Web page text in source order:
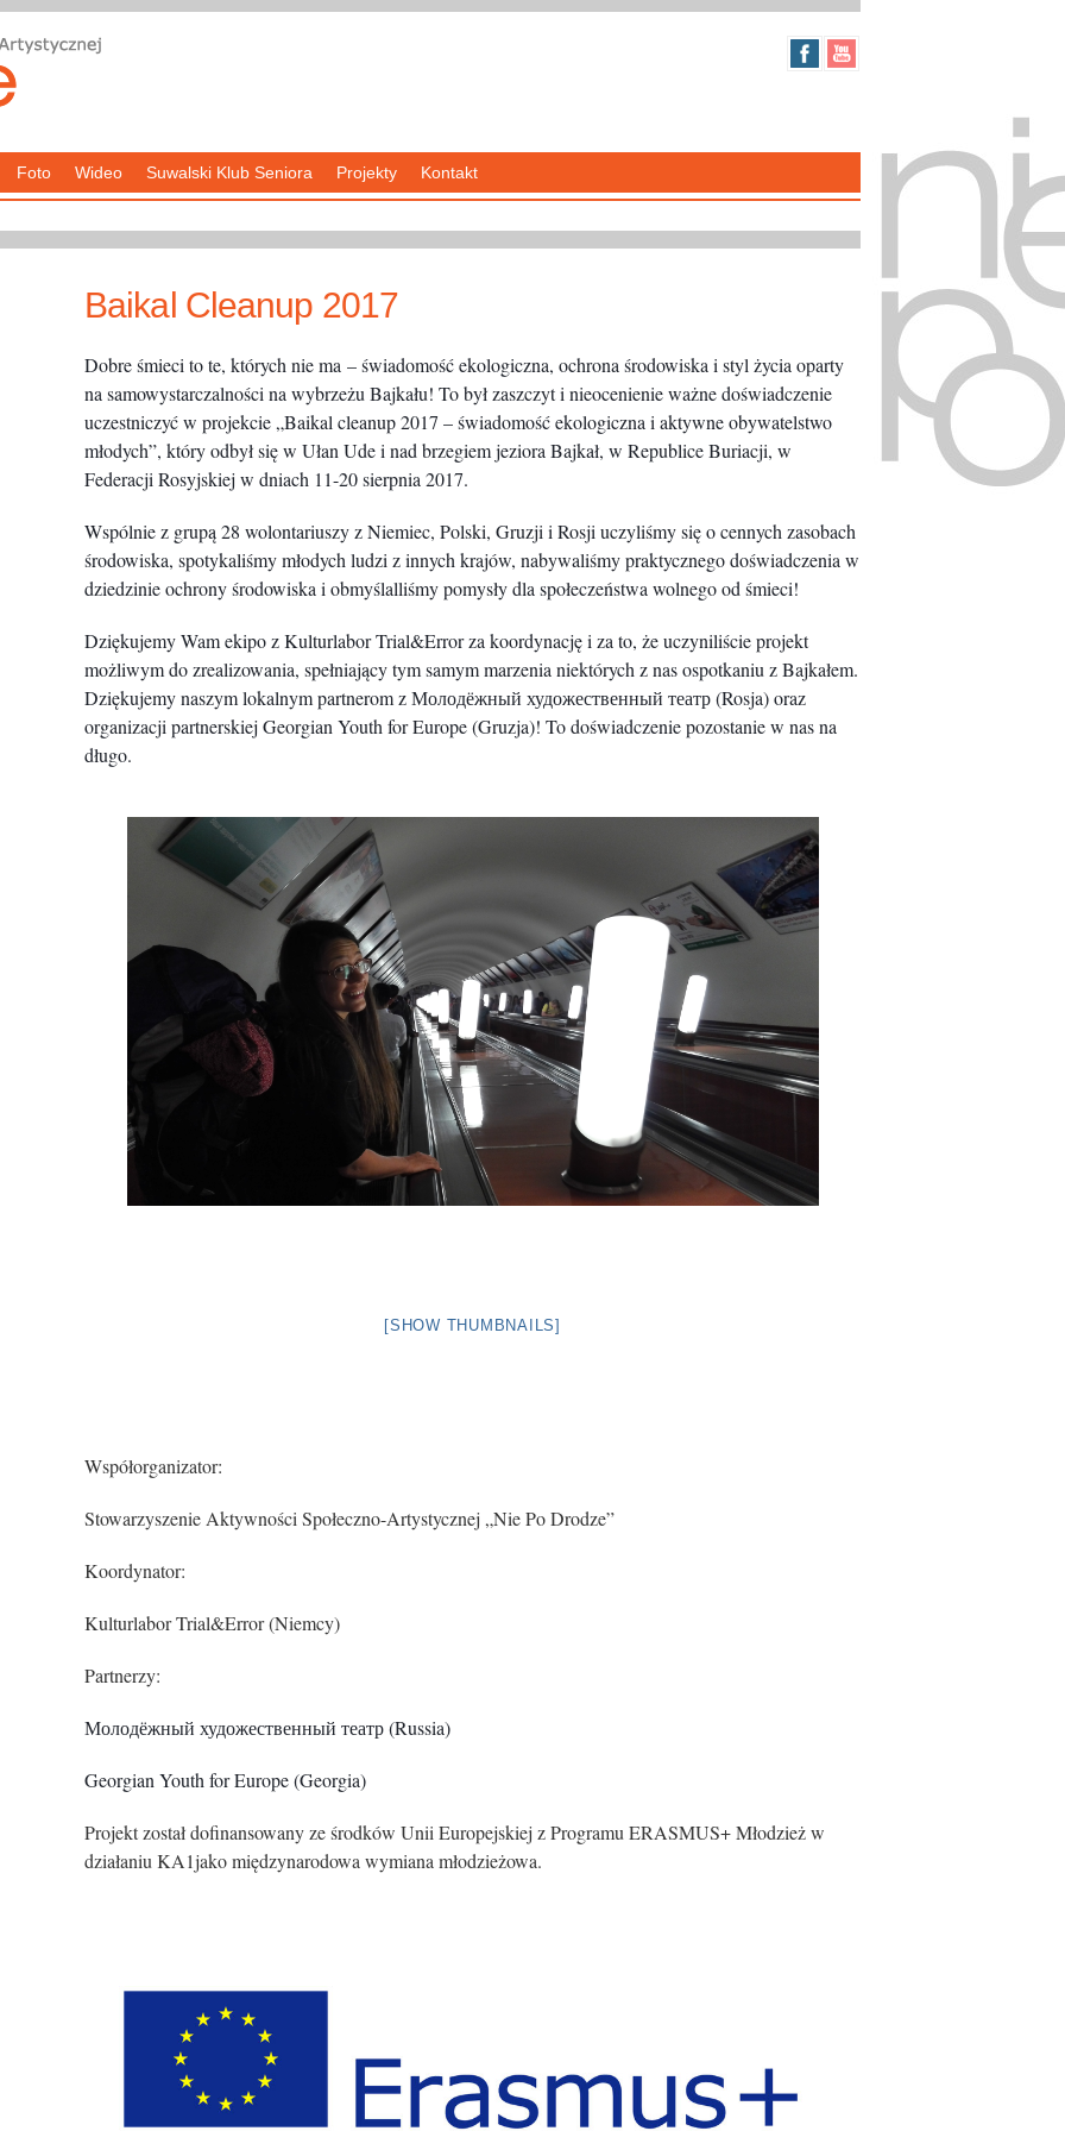
Foto Wideo Suwalski Klub Seniora Projekty Kontakt
Baikal Cleanup 2017
Dobre śmieci to te, których nie ma – świadomość ekologiczna, ochrona środowiska i styl życia oparty
na samowystarczalności na wybrzeżu Bajkału! To był zaszczyt i nieocenienie ważne doświadczenie
uczestniczyć w projekcie „Baikal cleanup 2017 – świadomość ekologiczna i aktywne obywatelstwo
młodych”, który odbył się w Ułan Ude i nad brzegiem jeziora Bajkał, w Republice Buriacji, w
Federacji Rosyjskiej w dniach 11-20 sierpnia 2017.
Wspólnie z grupą 28 wolontariuszy z Niemiec, Polski, Gruzji i Rosji uczyliśmy się o cennych zasobach
środowiska, spotykaliśmy młodych ludzi z innych krajów, nabywaliśmy praktycznego doświadczenia w
dziedzinie ochrony środowiska i obmyślalliśmy pomysły dla społeczeństwa wolnego od śmieci!
Dziękujemy Wam ekipo z Kulturlabor Trial&Error za koordynację i za to, że uczyniliście projekt
możliwym do zrealizowania, spełniający tym samym marzenia niektórych z nas ospotkaniu z Bajkałem.
Dziękujemy naszym lokalnym partnerom z Молодёжный художественный театр (Rosja) oraz
organizacji partnerskiej Georgian Youth for Europe (Gruzja)! To doświadczenie pozostanie w nas na
długo.
[SHOW THUMBNAILS]
Współorganizator:
Stowarzyszenie Aktywności Społeczno-Artystycznej „Nie Po Drodze”
Koordynator:
Kulturlabor Trial&Error (Niemcy)
Partnerzy:
Молодёжный художественный театр (Russia)
Georgian Youth for Europe (Georgia)
Projekt został dofinansowany ze środków Unii Europejskiej z Programu ERASMUS+ Młodzież w
działaniu KA1jako międzynarodowa wymiana młodzieżowa.